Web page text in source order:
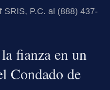
SRIS, P.C. al (888) 437-
fianza en un
Condado de